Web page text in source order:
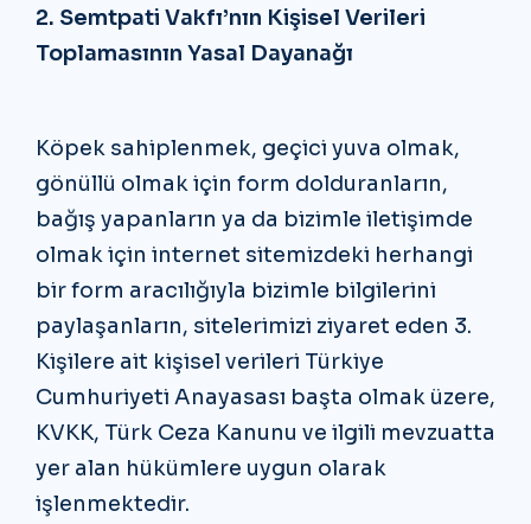
2. Semtpati Vakfı’nın Kişisel Verileri
Toplamasının Yasal Dayanağı
Köpek sahiplenmek, geçici yuva olmak,
gönüllü olmak için form dolduranların,
bağış yapanların ya da bizimle iletişimde
olmak için internet sitemizdeki herhangi
bir form aracılığıyla bizimle bilgilerini
paylaşanların, sitelerimizi ziyaret eden 3.
Kişilere ait kişisel verileri Türkiye
Cumhuriyeti Anayasası başta olmak üzere,
KVKK, Türk Ceza Kanunu ve ilgili mevzuatta
yer alan hükümlere uygun olarak
işlenmektedir.